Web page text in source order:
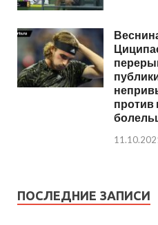
против
ПОСЛЕДНИЕ ЗАПИСИ